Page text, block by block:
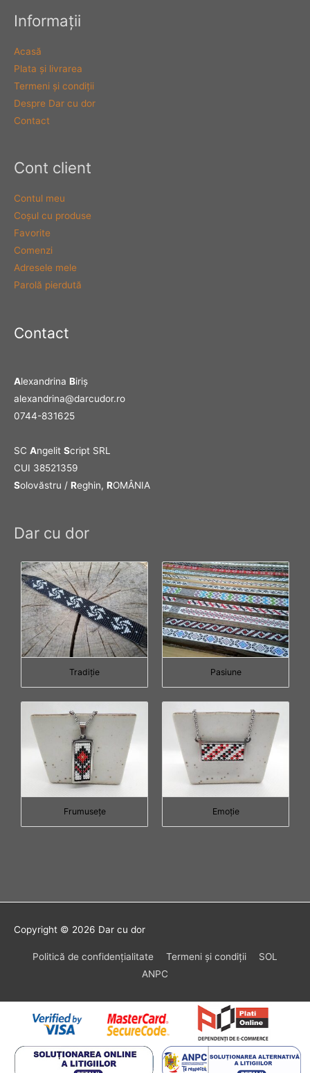
Informaţii
Acasă
Plata şi livrarea
Termeni şi condiţii
Despre Dar cu dor
Contact
Cont client
Contul meu
Coşul cu produse
Favorite
Comenzi
Adresele mele
Parolă pierdută
Contact
Alexandrina Biriş
alexandrina@darcudor.ro
0744-831625
SC Angelit Script SRL
CUI 38521359
Solovăstru / Reghin, ROMÂNIA
Dar cu dor
Tradiţie Pasiune
Frumuseţe Emoţie
Copyright © 2026 Dar cu dor
Politică de confidenţialitate Termeni şi condiţii
SOL
ANPC